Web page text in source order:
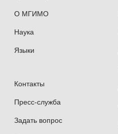
О МГИМО
Наука
Языки
Контакты
Пресс-служба
Задать вопрос